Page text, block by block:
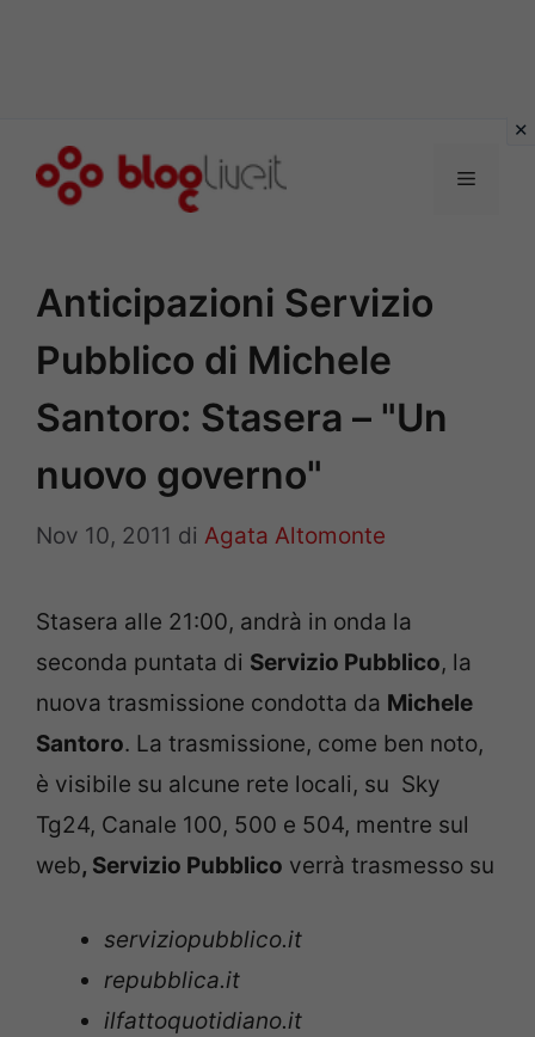
Menu
Anticipazioni Servizio
Pubblico di Michele
Santoro: Stasera – "Un
nuovo governo"
Nov 10, 2011 di Agata Altomonte
Stasera alle 21:00, andrà in onda la
seconda puntata di Servizio Pubblico, la
nuova trasmissione condotta da Michele
Santoro. La trasmissione, come ben noto,
è visibile su alcune rete locali, su Sky
Tg24, Canale 100, 500 e 504, mentre sul
web, Servizio Pubblico verrà trasmesso su
serviziopubblico.it
repubblica.it
ilfattoquotidiano.it